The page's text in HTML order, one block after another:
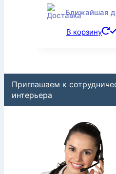
Ближайшая
В корзину
Приглашаем к
интерьера